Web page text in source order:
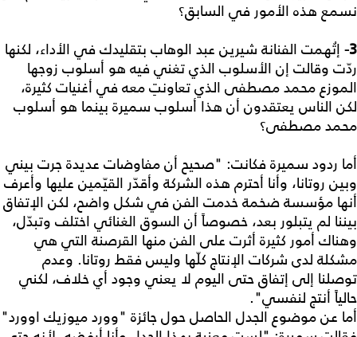
نسمع هذه الأمور في السابق؟
3- إتُهمت الفنانة شيرين عبد الوهاب بتقليدك في الأداء، لكنها
ردّت وقالت إن الأسلوب الذي تغني فيه هو أسلوب زوجها
الموزع محمد مصطفى الذي تعاونتِ معه في أغنيات كثيرة،
لكن الناس يعتقدون أن هذا أسلوب سميرة بينما هو أسلوب
محمد مصطفى؟
أما ردود سميرة فكانت: "صحيح أن مفاوضات عديدة جرت بيني
وبين روتانا، وأنا أحترم هذه الشركة وأقدّر القيّمين عليها وأعرف
أنها مؤسسة ضخمة خدمت الفن في شكل واضح، لكن الإتفاق
بيننا لم يتبلور بعد، خصوصاً أن السوق الغنائي اختلف وتبدّل،
وهناك أمور كثيرة أثرت على الفن منها القرصنة التي هي
مشكلة لدى شركات الإنتاج كلّها وليس فقط روتانا. وعدم
توصلنا إلى إتفاق حتى اليوم لا يعني وجود أي خلاف، لكني
حالياً أنتج لنفسي".
أما عن موضوع الجدل الحاصل حول جائزة "وورد ميوزيك اوورد"